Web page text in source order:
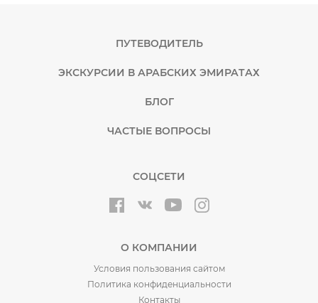
ПУТЕВОДИТЕЛЬ
ЭКСКУРСИИ В АРАБСКИХ ЭМИРАТАХ
БЛОГ
ЧАСТЫЕ ВОПРОСЫ
СОЦСЕТИ
О КОМПАНИИ
Условия пользования сайтом
Политика конфиденциальности
Контакты